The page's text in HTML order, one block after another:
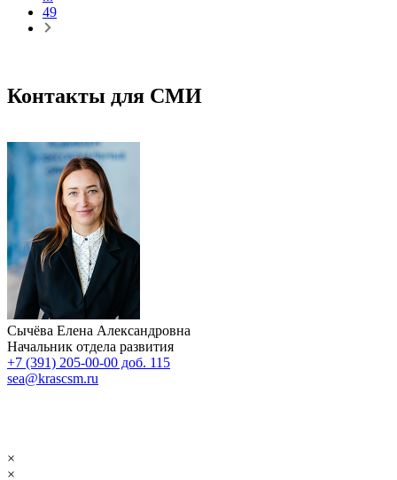
49
Контакты для СМИ
Сычёва Елена Александровна
Начальник отдела развития
+7 (391) 205-00-00 доб. 115
sea@krascsm.ru
×
×